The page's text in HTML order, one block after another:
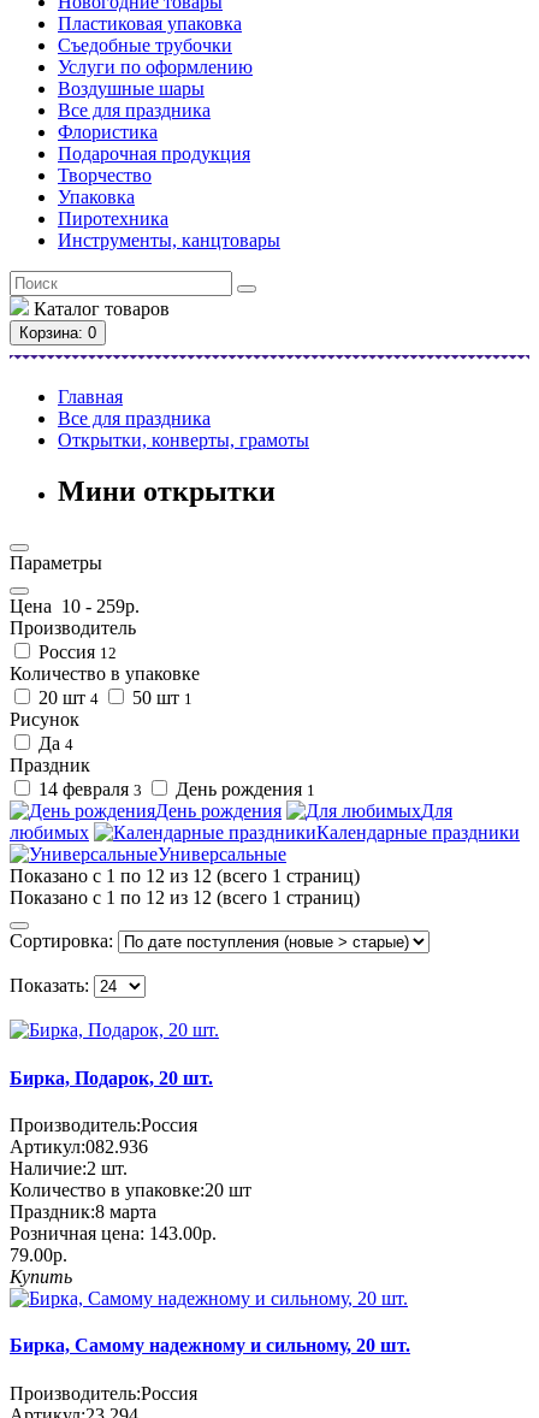
Пластиковая упаковка
Съедобные трубочки
Услуги по оформлению
Воздушные шары
Все для праздника
Флористика
Подарочная продукция
Творчество
Упаковка
Пиротехника
Инструменты, канцтовары
Каталог товаров
Корзина: 0
Главная
Все для праздника
Открытки, конверты, грамоты
Мини открытки
Параметры
Цена 10 - 259р.
Производитель
Россия 12
Количество в упаковке
20 шт 4 50 шт 1
Рисунок
Да 4
Праздник
14 февраля 3 День рождения 1
День рождения
Для
любимых
Календарные праздники
Универсальные
Показано с 1 по 12 из 12 (всего 1 страниц)
Показано с 1 по 12 из 12 (всего 1 страниц)
Сортировка:
Показать:
Бирка, Подарок, 20 шт.
Производитель:Россия
Артикул:082.936
Наличие:2 шт.
Количество в упаковке:20 шт
Праздник:8 марта
Розничная цена: 143.00р.
79.00р.
Купить
Бирка, Самому надежному и сильному, 20 шт.
Производитель:Россия